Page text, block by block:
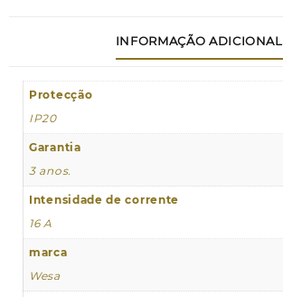
INFORMAÇÃO ADICIONAL
Protecção
IP20
Garantia
3 anos.
Intensidade de corrente
16 A
marca
Wesa